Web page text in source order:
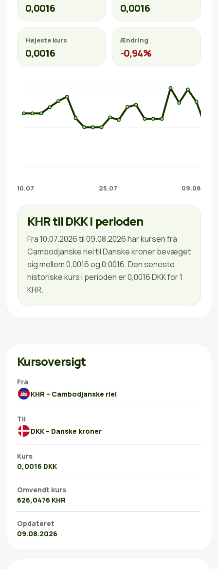
0,0016 0,0016
Højeste kurs
0,0016
Ændring
-0,94%
10.07 25.07 09.08
KHR til DKK i perioden
Fra 10.07.2026 til 09.08.2026 har kursen fra
Cambodjanske riel til Danske kroner bevæget
sig mellem 0,0016 og 0,0016. Den seneste
historiske kurs i perioden er 0,0016 DKK for 1
KHR.
Kursoversigt
Fra
KHR – Cambodjanske riel
Til
DKK – Danske kroner
Kurs
0,0016 DKK
Omvendt kurs
626,0476 KHR
Opdateret
09.08.2026